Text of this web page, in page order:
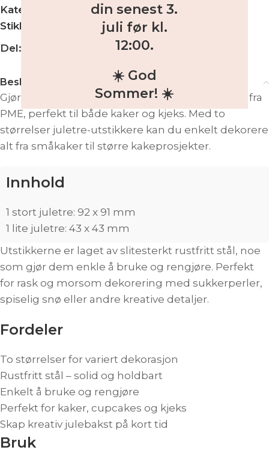
dinsenest 3.
juli før kl.
12:00.
☀️ God
Sommer! ☀️
Kategori:
Utstikkere
Stikkord:
juletre, kjeks,
Del:
Beskrivelse
Gjør julebaksten ekstra festlig med dette settet fra
PME, perfekt til både kaker og kjeks. Med to
størrelser juletre-utstikkere kan du enkelt dekorere
alt fra småkaker til større kakeprosjekter.
Innhold
1 stort juletre: 92 x 91 mm
1 lite juletre: 43 x 43 mm
Utstikkerne er laget av slitesterkt rustfritt stål, noe
som gjør dem enkle å bruke og rengjøre. Perfekt
for rask og morsom dekorering med sukkerperler,
spiselig snø eller andre kreative detaljer.
Fordeler
To størrelser for variert dekorasjon
Rustfritt stål – solid og holdbart
Enkelt å bruke og rengjøre
Perfekt for kaker, cupcakes og kjeks
Skap kreativ julebakst på kort tid
Bruk